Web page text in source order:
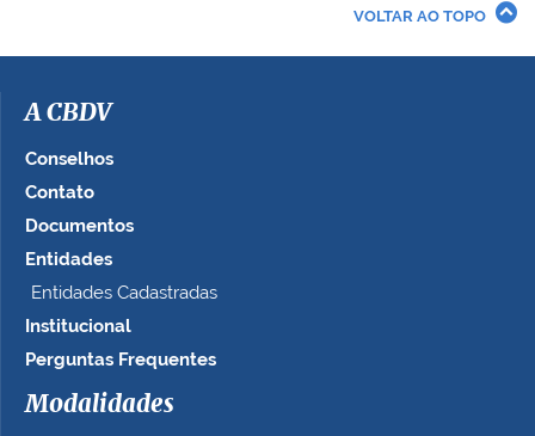
i
a
e
o
t
a
n
o
VOLTAR AO TOPO
A CBDV
Conselhos
Contato
Documentos
Entidades
Entidades Cadastradas
Institucional
Perguntas Frequentes
Modalidades